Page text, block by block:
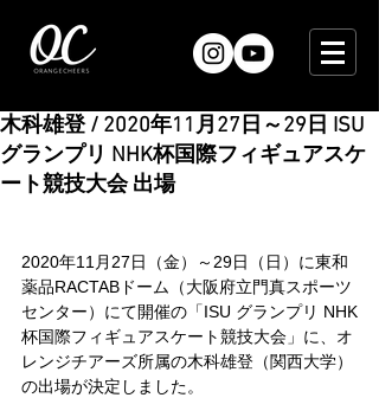
木科雄登 / 2020年11月27日～29日 ISU
グランプリ NHK杯国際フィギュアスケ
ート競技大会 出場
2020年11月27日（金）～29日（日）に東和
薬品RACTABドーム（大阪府立門真スポーツ
センター）にて開催の「ISU グランプリ NHK
杯国際フィギュアスケート競技大会」に、オ
レンジチアーズ所属の木科雄登（関西大学）
の出場が決定しました。